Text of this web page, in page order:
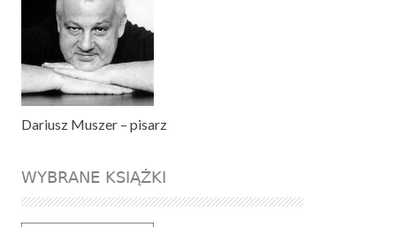
Dariusz Muszer – pisarz
WYBRANE KSIĄŻKI